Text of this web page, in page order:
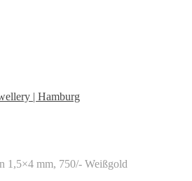
1,5×4 mm, 750/- Weißgold